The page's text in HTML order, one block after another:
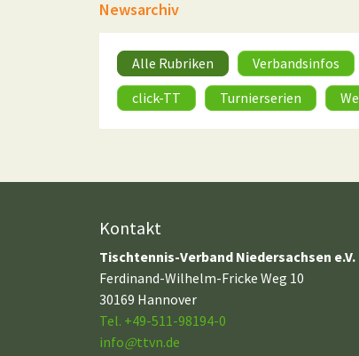
Newsarchiv
Alle Rubriken Verbandsinfos
click-TT
Turnierserien
Kontakt
Tischtennis-Verband Niedersachsen e.V.
Ferdinand-Wilhelm-Fricke Weg 10
30169 Hannover
Tel. +49-511-98194-0
info@ttvn.de